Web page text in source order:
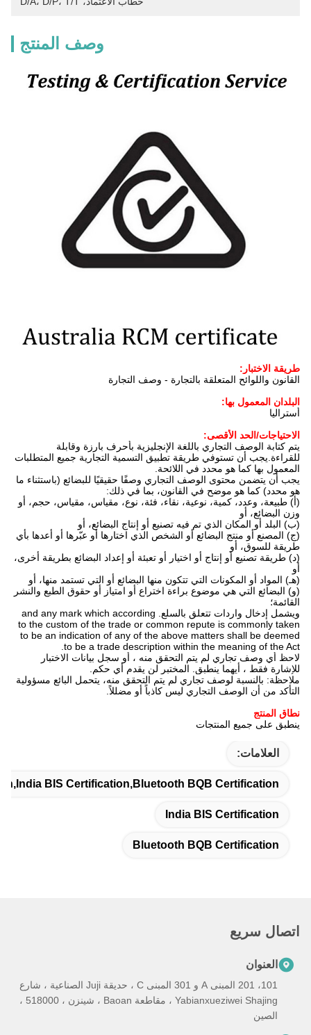
وصف المنتج
طريقة الاختبار:
القانون واللوائح المتعلقة بالتجارة - وصف التجارة
البلدان المعمول بها:
أستراليا
الاحتياجات/الحد الأقصى:
يتم كتابة الوصف التجاري باللغة الإنجليزية بأحرف بارزة وقابلة
للقراءة.يجب أن تستوفي طريقة تطبيق التسمية التجارية جميع المتطلبات
المعمول بها كما هو محدد في اللائحة.
يجب أن يتضمن محتوى الوصف التجاري وصفًا حقيقيًا للبضائع (باستثناء ما
هو محدد) كما هو موضح في القانون، بما في ذلك:
(أ) طبيعة، وعدد، كمية، نوعية، نقاء، فئة، نوع، مقياس، مقياس، حجم، أو
وزن البضائع، أو
(ب) البلد أو المكان الذي تم فيه تصنيع أو إنتاج البضائع، أو
(ج) المصنع أو منتج البضائع أو الشخص الذي اختارها أو عبّرها أو أعدها بأي
طريقة للسوق، أو
(د) طريقة تصنيع أو إنتاج أو اختيار أو تعبئة أو إعداد البضائع بطريقة أخرى،
أو
(هـ) المواد أو المكونات التي تتكون منها البضائع أو التي تستمد منها، أو
(و) البضائع التي هي موضوع براءة اختراع أو امتياز أو حقوق الطبع والنشر
القائمة؛
ويشمل إدخال واردات تتعلق بالسلع. and any mark which according
to the custom of the trade or common repute is commonly taken
to be an indication of any of the above matters shall be deemed
to be a trade description within the meaning of the Act.
لاحظ أي وصف تجاري لم يتم التحقق منه ، أو سجل بيانات الاختبار
للإشارة فقط ، أيهما ينطبق. المختبر لن يقدم أي حكم.
ملاحظة: بالنسبة لوصف تجاري لم يتم التحقق منه، يتحمل البائع مسؤولية
التأكد من أن الوصف التجاري ليس كاذباً أو مضللاً.
نطاق المنتج
ينطبق على جميع المنتجات
العلامات:
BIS Certification,Bluetooth BQB Certification
India BIS Certification
Bluetooth BQB Certification
اتصال سريع
العنوان
101، 201 المبنى A و 301 المبنى C ، حديقة Juji الصناعية ، شارع
Yabianxueziwei Shajing ، مقاطعة Baoan ، شينزن ، 518000 ،
الصين